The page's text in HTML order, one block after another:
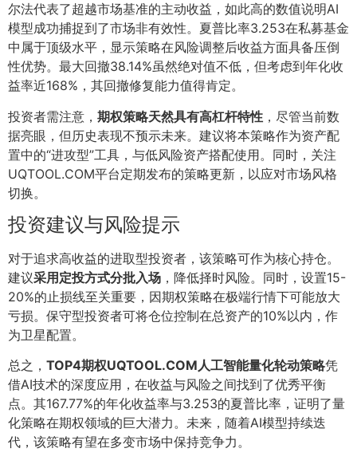
尔法代表了超越市场基准的主动收益，如此高的数值说明AI
模型成功捕捉到了市场非有效性。夏普比率3.253在私募基金
中属于顶级水平，显示策略在风险调整后收益方面具备压倒
性优势。最大回撤38.14%虽然绝对值不低，但考虑到年化收
益率近168%，其回撤修复能力值得肯定。
投资者需注意， 期权策略天然具有高杠杆特性 ，尽管当前数
据亮眼，但历史表现不预示未来。建议将本策略作为资产配
置中的“进攻型”工具，与低风险资产搭配使用。同时，关注
UQTOOL.COM平台定期发布的策略更新，以应对市场风格
切换。
投资建议与风险提示
对于追求高收益的进取型投资者，该策略可作为核心持仓。
建议采用定投方式分批入场 ，降低择时风险。同时，设置15-
20%的止损线至关重要，因期权策略在极端行情下可能放大
亏损。保守型投资者可将仓位控制在总资产的10%以内，作
为卫星配置。
总之， TOP4期权UQTOOL.COM人工智能量化轮动策略凭
借AI技术的深度应用，在收益与风险之间找到了优秀平衡
点。其167.77%的年化收益率与3.253的夏普比率，证明了量
化策略在期权领域的巨大潜力。未来，随着AI模型持续迭
代，该策略有望在多变市场中保持竞争力。